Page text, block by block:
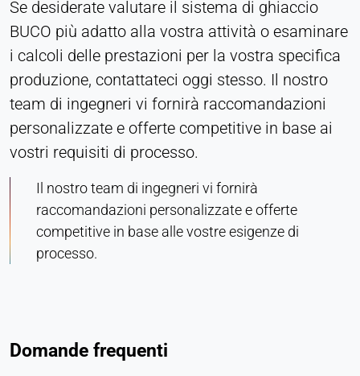
Se desiderate valutare il sistema di ghiaccio
BUCO più adatto alla vostra attività o esaminare
i calcoli delle prestazioni per la vostra specifica
produzione, contattateci oggi stesso. Il nostro
team di ingegneri vi fornirà raccomandazioni
personalizzate e offerte competitive in base ai
vostri requisiti di processo.
Il nostro team di ingegneri vi fornirà
raccomandazioni personalizzate e offerte
competitive in base alle vostre esigenze di
processo.
Domande frequenti